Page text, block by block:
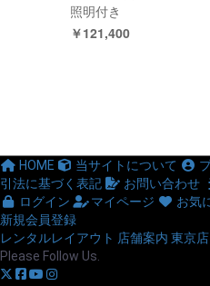
照明付き
￥121,400
HOME 当サイトについて
引法に基づく表記
お問い合わせ
ログイン
マイページ お気
新規会員登録
レンタルレイアウト 店舗案内 東京店
Please Follow Us.